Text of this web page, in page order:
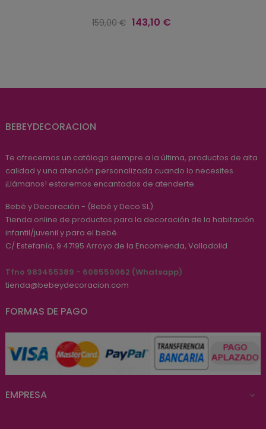
Precio
159,00 € Precio
143,10 €
BEBEYDECORACION
Te ofrecemos un catálogo siempre a la última, productos de alta
calidad y una atención personalizada cuando lo necesites.
¡Llámanos! estaremos encantados de atenderte.
Bebé y Decoración - (Bebé y Deco SL)
Tienda online de productos para la decoración de la habitación
infantil/juvenil y para el bebé.
C/ Estefanía, 9 47195 Arroyo de la Encomienda, Valladolid
Tfno 983455389 - 608559062 (Whatsapp)
tienda@bebeydecoracion.com
FORMAS DE PAGO
EMPRESA 